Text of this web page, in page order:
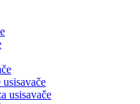
usisavače